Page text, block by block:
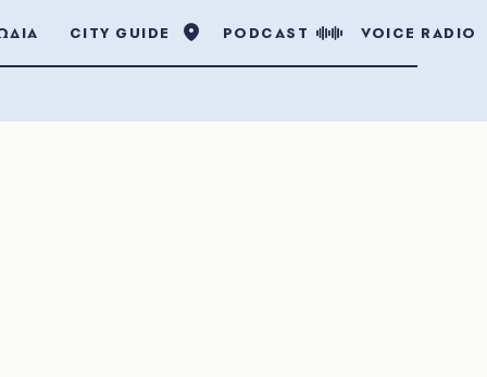
CITY GUIDE PODCAST VOICE RADIO